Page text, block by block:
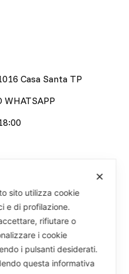
Casa Santa TP
WHATSAPP
✕
sito utilizza cookie
e di profilazione.
rifiutare o
i cookie
i pulsanti desiderati.
questa informativa